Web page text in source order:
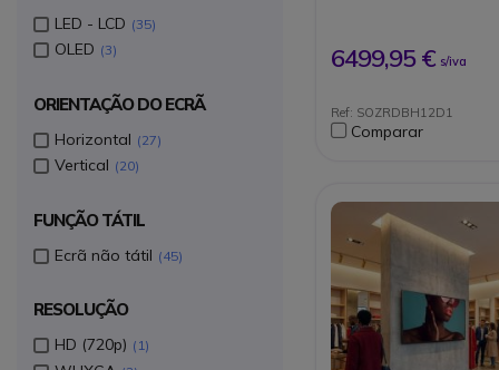
uma visualização
distracções
Reality Creation
Movimento fluido
Painéis calibrados
para cores exactas
Deve ser combinado
outros módulos
um ecrã
6499,95 € s/iva
Ref: SOZRDBH12D1
Comparar
LED - LCD 35
OLED 3
ORIENTAÇÃO DO ECRÃ
Horizontal 27
Vertical 20
FUNÇÃO TÁTIL
Ecrã não tátil 45
RESOLUÇÃO
HD (720p) 1